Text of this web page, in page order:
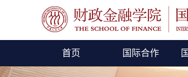
首页 国际合作